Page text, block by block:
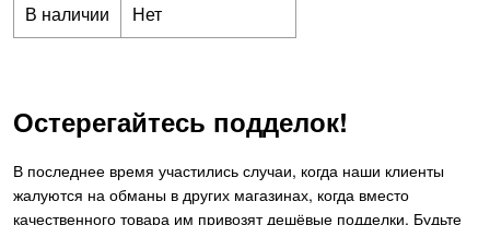
В наличии
Нет
Остерегайтесь подделок!
В последнее время участились случаи, когда наши клиенты
жалуются на обманы в других магазинах, когда вместо
качественного товара им привозят дешёвые подделки. Будьте